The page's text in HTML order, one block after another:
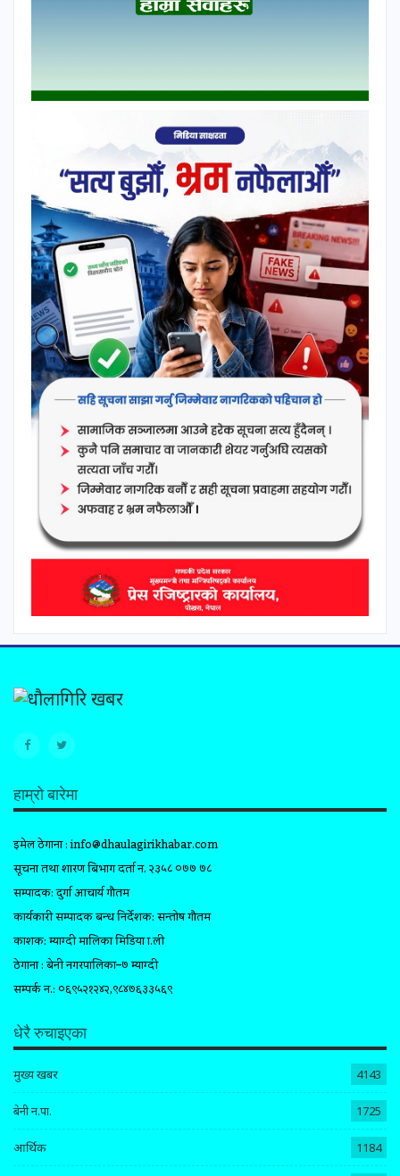
हाम्रो बारेमा
इमेल ठेगाना :info@dhaulagirikhabar.com
सूचना तथा प्रशारण बिभाग दर्ता न. २३५८ ०७७ ७८
सम्पादक: दुर्गा आचार्य गौतम
कार्यकारी सम्पादक प्रबन्ध निर्देशक: सन्तोष गौतम
प्रकाशक: म्याग्दी मालिका मिडिया प्रा.ली
ठेगाना : बेनी नगरपालिका–७ म्याग्दी
सम्पर्क न.: ०६९५२१२४२,९८४७६३३५६९
धेरै रुचाइएका
मुख्य खबर 4143
बेनी न.पा. 1725
आर्थिक 1184